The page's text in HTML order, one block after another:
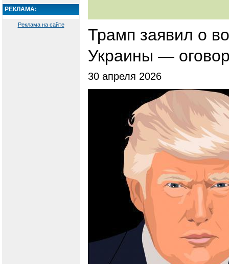
РЕКЛАМА:
Реклама на сайте
Трамп заявил о
Украины —
30 апреля 2026